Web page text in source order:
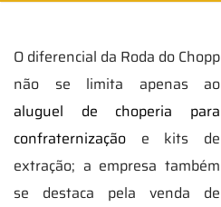
O diferencial da Roda do Chopp
não se limita apenas ao
aluguel de choperia para
confraternização e kits de
extração; a empresa também
se destaca pela venda de